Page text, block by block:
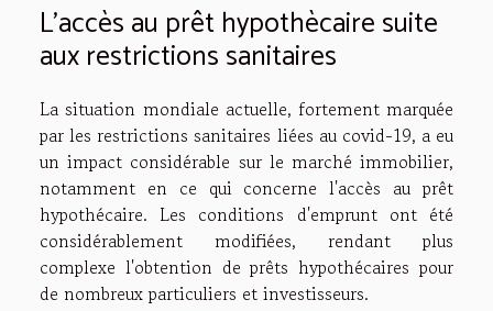
L'accès au prêt hypothècaire suite
aux restrictions sanitaires
La situation mondiale actuelle, fortement marquée
par les restrictions sanitaires liées au covid-19, a eu
un impact considérable sur le marché immobilier,
notamment en ce qui concerne l'accès au prêt
hypothécaire. Les conditions d'emprunt ont été
considérablement modifiées, rendant plus
complexe l'obtention de prêts hypothécaires pour
de nombreux particuliers et investisseurs.